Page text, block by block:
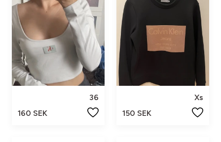
36
160 SEK
Xs
150 SEK